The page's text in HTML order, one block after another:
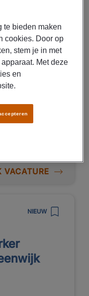
VACATURE
NIEUW
te bieden maken
cookies. Door op
stem je in met
Met deze
en